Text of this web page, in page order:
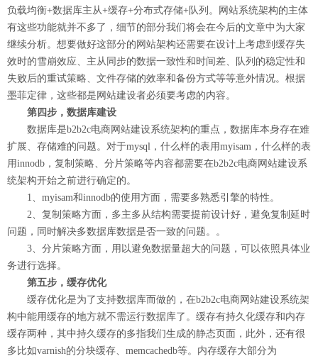
负载均衡+数据库主从+缓存+分布式存储+队列。网站系统架构的主体
有这些功能就并不多了，细节的部分我们将会在今后的文章中为大家
继续分析。想要做好这部分的网站架构还需要在设计上考虑到缓存失
效时的雪崩效应、主从同步的数据一致性和时间差、队列的稳定性和
失败后的重试策略、文件存储的效率和备份方式等等意外情况。根据
墨菲定律，这些都是网站建设者必须要考虑的内容。
第四步，数据库建设
数据库是b2b2c电商网站建设系统架构的重点，数据库本身存在难
扩展、存储难的问题。对于mysql，什么样的表用myisam，什么样的表
用innodb，复制策略、分片策略等内容都需要在b2b2c电商网站建设系
统架构开始之前进行确定的。
1、myisam和innodb的使用方面，需要多熟悉引擎的特性。
2、复制策略方面，多主多从结构需要提前设计好，避免复制延时
问题，同时解决多数据库数据是否一致的问题。。
3、分片策略方面，用以避免数据量超大的问题，可以依照具体业
务进行选择。
第五步，缓存优化
缓存优化是为了支持数据库而做的，在b2b2c电商网站建设系统架
构中能用缓存的地方就不需运行数据库了。缓存有持久化缓存和内存
缓存两种，其中持久缓存的多指我们生成的静态页面，此外，还有很
多比如varnish的分块缓存、memcachedb等。内存缓存大部分为